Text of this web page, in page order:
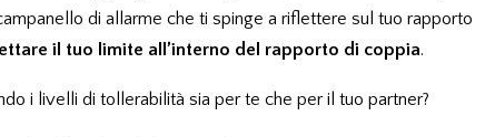
di allarme che ti spinge a riflettere sul tuo rapporto
il tuo limite all’interno del rapporto di coppia.
i livelli di tollerabilità sia per te che per il tuo partner?